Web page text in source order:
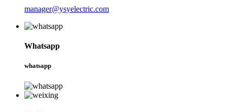
manager@ysyelectric.com
Whatsapp
whatsapp